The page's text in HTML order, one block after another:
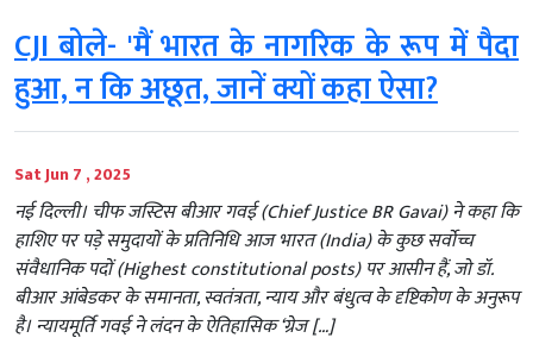
CJI बोले- 'मैं भारत के नागरिक के रूप में पैदा
हुआ, न कि अछूत, जानें क्यों कहा ऐसा?
Sat Jun 7 , 2025
नई दिल्ली। चीफ जस्टिस बीआर गवई (Chief Justice BR Gavai) ने कहा कि
हाशिए पर पड़े समुदायों के प्रतिनिधि आज भारत (India) के कुछ सर्वोच्च
संवैधानिक पदों (Highest constitutional posts) पर आसीन हैं, जो डॉ.
बीआर आंबेडकर के समानता, स्वतंत्रता, न्याय और बंधुत्व के दृष्टिकोण के अनुरूप
है। न्यायमूर्ति गवई ने लंदन के ऐतिहासिक ‘ग्रेज […]